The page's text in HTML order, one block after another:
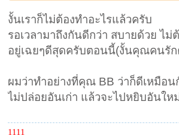
งั้นเราก็ไม่ต้องทำอะไรแล้วครับ
รอเวลามาถึงกันดีกว่า สบายด้วย ไม่
อยู่เฉยๆดีสุดครับตอนนี้(งั้นคุณคนรัก
ผมว่าทำอย่างที่คุณ BB ว่าก็ดีเหมือน
ไม่ปล่อยอันเก่า แล้วจะไปหยิบอันให
1111